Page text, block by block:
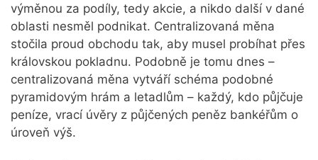
výměnou za podíly, tedy akcie, a nikdo další v dané
oblasti nesměl podnikat. Centralizovaná měna
stočila proud obchodu tak, aby musel probíhat přes
královskou pokladnu. Podobně je tomu dnes –
centralizovaná měna vytváří schéma podobné
pyramidovým hrám a letadlům – každý, kdo půjčuje
peníze, vrací úvěry z půjčených peněz bankéřům o
úroveň výš.